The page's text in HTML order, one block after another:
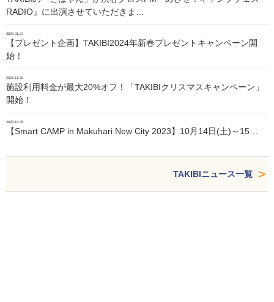
RADIO』に出演させていただきま…
2024.01.24
【プレゼント企画】TAKIBI2024年新春プレゼントキャンペーン開
始！
2023.11.30
施設利用料金が最大20%オフ！「TAKIBIクリスマスキャンペーン」
開始！
2023.10.05
【Smart CAMP in Makuhari New City 2023】10月14日(土)～15…
TAKIBIニュース一覧